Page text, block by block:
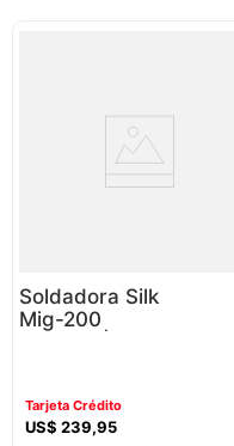
Soldadora Silk
Mig-200
Con Negro
Tarjeta Crédito
US$ 239,95